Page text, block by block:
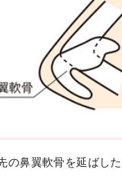
の鼻翼軟骨を延ばし